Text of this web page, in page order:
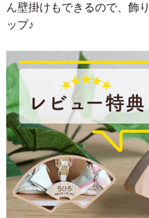
ん壁掛けもできるので、飾
ップ♪